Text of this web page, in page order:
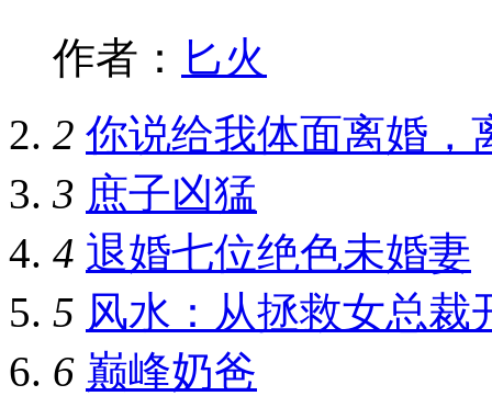
作者： 匕火
2 你说给我体面离婚，
3 庶子凶猛
4 退婚七位绝色未婚妻
5 风水：从拯救女总裁
6 巅峰奶爸